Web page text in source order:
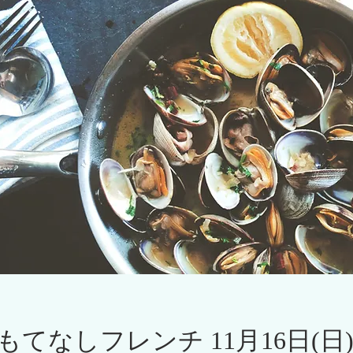
てなしフレンチ 11月16日(日